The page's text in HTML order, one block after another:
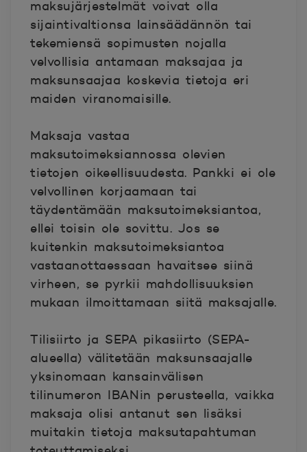
maksujärjestelmät voivat olla
sijaintivaltionsa lainsäädännön tai
tekemiensä sopimusten nojalla
velvollisia antamaan maksajaa ja
maksunsaajaa koskevia tietoja eri
maiden viranomaisille.
Maksaja vastaa
maksutoimeksiannossa olevien
tietojen oikeellisuudesta. Pankki ei ole
velvollinen korjaamaan tai
täydentämään maksutoimeksiantoa,
ellei toisin ole sovittu. Jos se
kuitenkin maksutoimeksiantoa
vastaanottaessaan havaitsee siinä
virheen, se pyrkii mahdollisuuksien
mukaan ilmoittamaan siitä maksajalle.
Tilisiirto ja SEPA pikasiirto (SEPA-
alueella) välitetään maksunsaajalle
yksinomaan kansainvälisen
tilinumeron IBANin perusteella, vaikka
maksaja olisi antanut sen lisäksi
muitakin tietoja maksutapahtuman